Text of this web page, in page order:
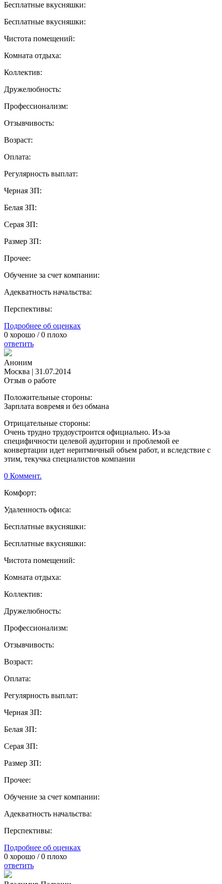
Бесплатные вкусняшки:
Бесплатные вкусняшки:
Чистота помещений:
Комната отдыха:
Коллектив:
Дружелюбность:
Профессионализм:
Отзывчивость:
Возраст:
Оплата:
Регулярность выплат:
Черная ЗП:
Белая ЗП:
Серая ЗП:
Размер ЗП:
Прочее:
Обучение за счет компании:
Адекватность начальства:
Перспективы:
Подробнее об оценках
0 хорошо /0 плохо
ответить
Аноним
Москва | 31.07.2014
Отзыв о работе
Положительные стороны:
Зарплата вовремя и без обмана
Отрицательные стороны:
Очень трудно трудоустроится официально. Из-за
специфичности целевой аудитории и проблемой ее
конвертации идет неритмичный объем работ, и вследствие с
этим, текучка специалистов компании
0 Коммент.
Комфорт:
Удаленность офиса:
Бесплатные вкусняшки:
Бесплатные вкусняшки:
Чистота помещений:
Комната отдыха:
Коллектив:
Дружелюбность:
Профессионализм:
Отзывчивость:
Возраст:
Оплата:
Регулярность выплат:
Черная ЗП:
Белая ЗП:
Серая ЗП:
Размер ЗП:
Прочее:
Обучение за счет компании:
Адекватность начальства:
Перспективы:
Подробнее об оценках
0 хорошо /0 плохо
ответить